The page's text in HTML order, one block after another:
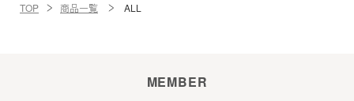
TOP 商品一覧 ALL
MEMBER